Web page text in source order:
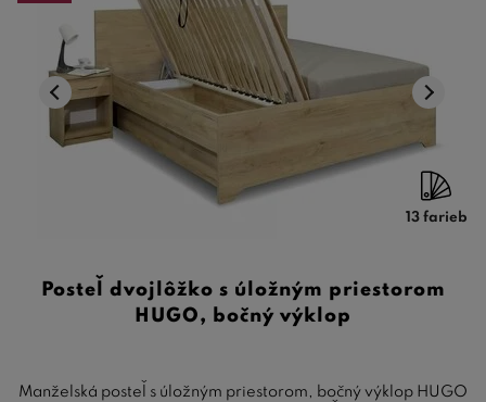
13 farieb
Posteľ dvojlôžko s úložným priestorom
HUGO, bočný výklop
Manželská posteľ s úložným priestorom, bočný výklop HUGO